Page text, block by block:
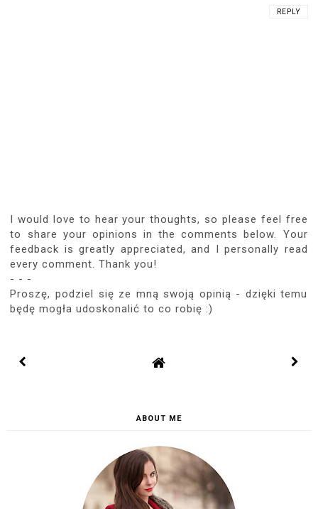
REPLY
I would love to hear your thoughts, so please feel free
to share your opinions in the comments below. Your
feedback is greatly appreciated, and I personally read
every comment. Thank you!
- - -
Proszę, podziel się ze mną swoją opinią - dzięki temu
będę mogła udoskonalić to co robię :)
ABOUT ME